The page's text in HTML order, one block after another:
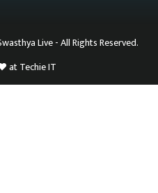
Live - All Rights Reserved.
atTechie IT